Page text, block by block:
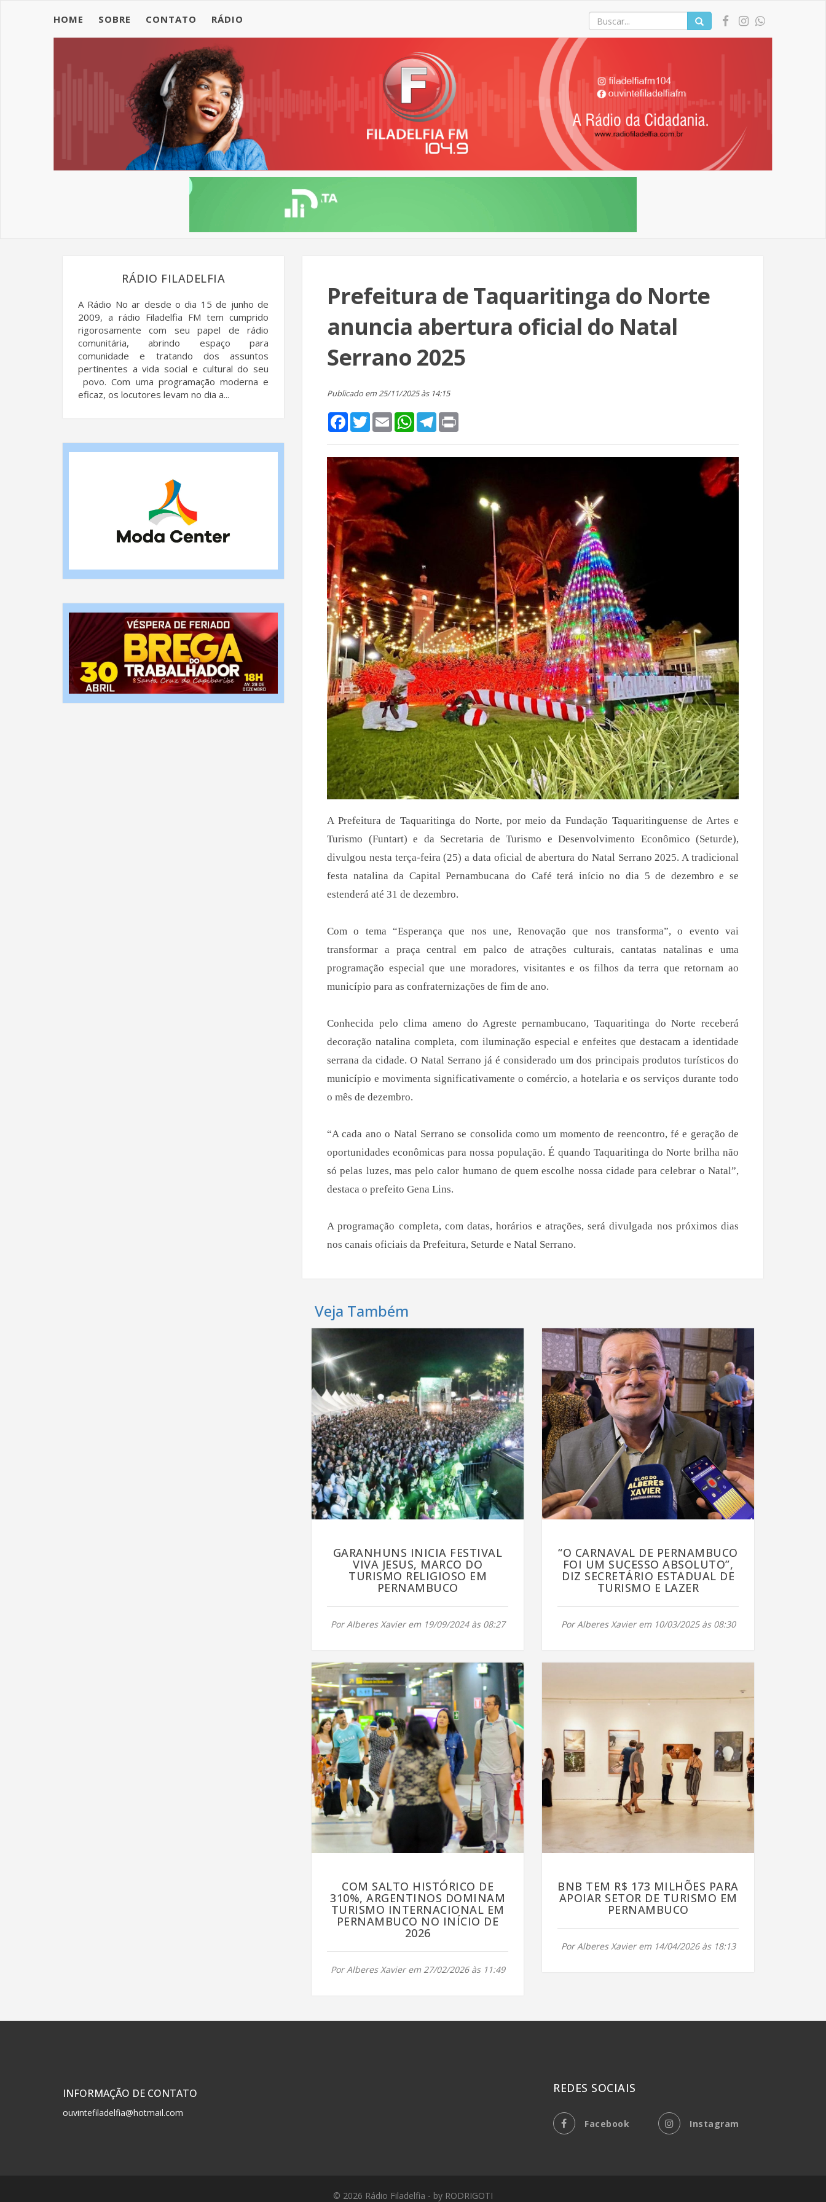
HOME SOBRE CONTATO RÁDIO
RÁDIO FILADELFIA
A Rádio No ar desde o dia 15 de junho de
2009, a rádio Filadelfia FM tem cumprido
rigorosamente com seu papel de rádio
comunitária, abrindo espaço para
comunidade e tratando dos assuntos
pertinentes a vida social e cultural do seu
povo. Com uma programação moderna e
eficaz, os locutores levam no dia a...
Prefeitura de Taquaritinga do Norte
anuncia abertura oficial do Natal
Serrano 2025
Publicado em 25/11/2025 às 14:15
FacebookTwitterEmail WhatsApp
Telegram
A Prefeitura de Taquaritinga do Norte, por meio da Fundação Taquaritinguense de Artes e
Turismo (Funtart) e da Secretaria de Turismo e Desenvolvimento Econômico (Seturde),
divulgou nesta terça-feira (25) a data oficial de abertura do Natal Serrano 2025. A tradicional
festa natalina da Capital Pernambucana do Café terá início no dia 5 de dezembro e se
estenderá até 31 de dezembro.
Com o tema “Esperança que nos une, Renovação que nos transforma”, o evento vai
transformar a praça central em palco de atrações culturais, cantatas natalinas e uma
programação especial que une moradores, visitantes e os filhos da terra que retornam ao
município para as confraternizações de fim de ano.
Conhecida pelo clima ameno do Agreste pernambucano, Taquaritinga do Norte receberá
decoração natalina completa, com iluminação especial e enfeites que destacam a identidade
serrana da cidade. O Natal Serrano já é considerado um dos principais produtos turísticos do
município e movimenta significativamente o comércio, a hotelaria e os serviços durante todo
o mês de dezembro.
“A cada ano o Natal Serrano se consolida como um momento de reencontro, fé e geração de
oportunidades econômicas para nossa população. É quando Taquaritinga do Norte brilha não
só pelas luzes, mas pelo calor humano de quem escolhe nossa cidade para celebrar o Natal”,
destaca o prefeito Gena Lins.
A programação completa, com datas, horários e atrações, será divulgada nos próximos dias
nos canais oficiais da Prefeitura, Seturde e Natal Serrano.
Veja Também
GARANHUNS INICIA FESTIVAL
VIVA JESUS, MARCO DO
TURISMO RELIGIOSO EM
PERNAMBUCO
Por Alberes Xavier em 19/09/2024 às 08:27
“O CARNAVAL DE PERNAMBUCO
FOI UM SUCESSO ABSOLUTO”,
DIZ SECRETÁRIO ESTADUAL DE
TURISMO E LAZER
Por Alberes Xavier em 10/03/2025 às 08:30
COM SALTO HISTÓRICO DE
310%, ARGENTINOS DOMINAM
TURISMO INTERNACIONAL EM
PERNAMBUCO NO INÍCIO DE
2026
Por Alberes Xavier em 27/02/2026 às 11:49
BNB TEM R$ 173 MILHÕES PARA
APOIAR SETOR DE TURISMO EM
PERNAMBUCO
Por Alberes Xavier em 14/04/2026 às 18:13
INFORMAÇÃO DE CONTATO
ouvintefiladelfia@hotmail.com
REDES SOCIAIS
Facebook Instagram
© 2026 Rádio Filadelfia - by RODRIGOTI